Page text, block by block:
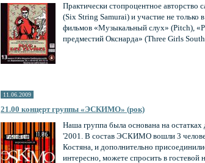
Практически стопроцентное
(Six String Samurai) и участие не только
фильмов «Музыкальный слух» (Pitch),
предместий Окснарда» (Three Girls
11.06.2009
21.00 концерт группы «ЭСКИМО» (рок)
Наша группа была основана на
'2001. В состав ЭСКИМО вошли 3
Костяна, и дополнительно
интересно, можете спросить в гостевой